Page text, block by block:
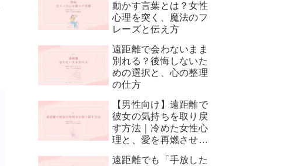
動かす言葉とは？女性
心理を突く、魔法のフ
レーズと伝え方
遠距離で会わないまま
別れる？後悔しないた
めの選択と、心の整理
の仕方
【男性向け】遠距離で
彼女の気持ちを取り戻
す方法｜冷めた女性心
理と、愛を再燃させる
遠距離でも「手放した